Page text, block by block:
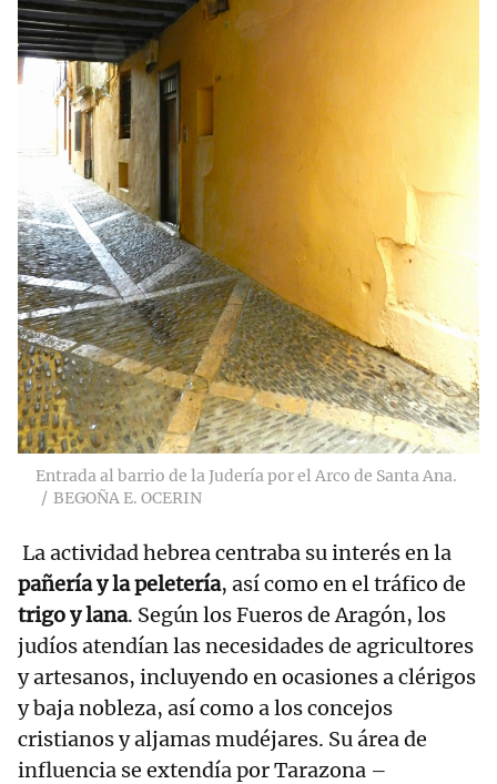
Entrada al barrio de la Judería por el Arco de Santa Ana.
BEGOÑA E. OCERIN
La actividad hebrea centraba su interés en la
pañería y la peletería, así como en el tráfico de
trigo y lana. Según los Fueros de Aragón, los
judíos atendían las necesidades de agricultores
y artesanos, incluyendo en ocasiones a clérigos
y baja nobleza, así como a los concejos
cristianos y aljamas mudéjares. Su área de
influencia se extendía por Tarazona –